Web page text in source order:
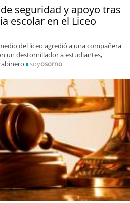
seguridad y apoyo tras
escolar en el Liceo
del liceo agredió a una compañera
un destornillador a estudiantes,
soyosorno